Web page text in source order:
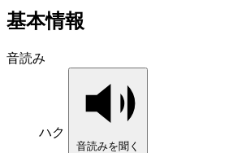
基本情報
音読み
ハク
音読みを聞く